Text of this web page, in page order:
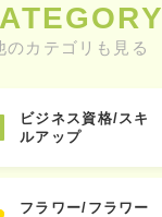
のカテゴリも見る
ビジネス資格/スキ
ルアップ
フラワー/フラワー